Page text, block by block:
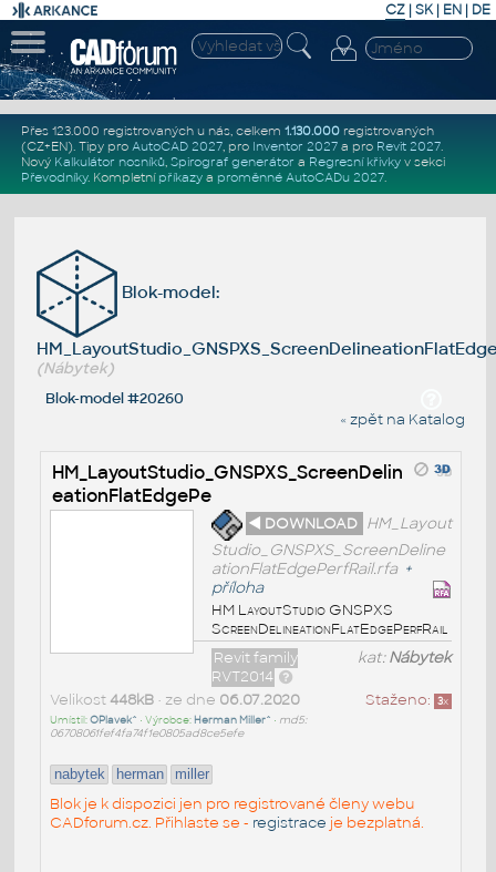
CZ | SK| EN | DE
Přes 123.000 registrovaných u nás, celkem 1.130.000registrovaných
(CZ+EN). Tipy pro AutoCAD 2027, pro Inventor 2027a pro Revit 2027.
Nový Kalkulátor nosníků, Spirograf generátor a Regresní křivkyv sekci
Převodníky. Kompletní příkazya proměnné AutoCADu 2027.
Blok-model:
(Nábytek)
Blok-model #20260
« zpět na Katalog
HM_LayoutStudio_GNSPXS_ScreenDelin
eationFlatEdgePe
◄ DOWNLOAD HM_Layout
Studio_GNSPXS_ScreenDeline
ationFlatEdgePerfRail.rfa +
příloha
HM LayoutStudio GNSPXS
ScreenDelineationFlatEdgePerfRail
kat:Nábytek
Revit family
RVT2014
Staženo: 3x
Velikost 448kB• ze dne 06.07.2020
Umístil:OPlavek^ • Výrobce: Herman Miller^ • md5:
06708061fef4fa74f1e0805ad8ce5efe
nabytek herman miller
Blok je k dispozici jen pro registrované členy webu
CADforum.cz. Přihlaste se - registrace je bezplatná.